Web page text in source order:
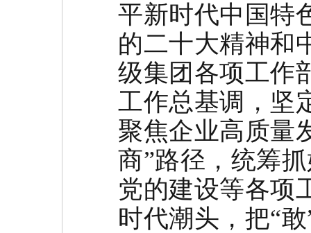
平新时代中国特
的二十大精神和
级集团各项工作
工作总基调，坚
聚焦企业高质量
商”路径，统筹
党的建设等各项
时代潮头，把“